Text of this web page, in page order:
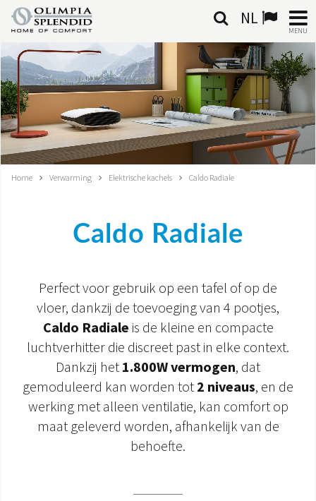
NL
MENU
NEDERLANDSE
HOME
KLIMAATREGELING
VERWARMING
GEÏNTEGREERDE SYSTEMEN
WERELD OS
DOCUMENTATIE PRODUCTEN
Home Verwarming Elektrische kachels Caldo Radiale
Caldo Radiale
Perfect voor gebruik op een tafel of op de
vloer, dankzij de toevoeging van 4 pootjes,
Caldo Radiale is de kleine en compacte
luchtverhitter die discreet past in elke context.
Dankzij het 1.800W vermogen, dat
gemoduleerd kan worden tot 2 niveaus, en de
werking met alleen ventilatie, kan comfort op
maat geleverd worden, afhankelijk van de
behoefte.